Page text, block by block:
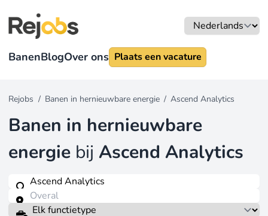
BanenBlogOver ons Plaats een vacature
Rejobs / Banen in hernieuwbare energie / Ascend Analytics
Banen in hernieuwbare
energie bijAscend Analytics